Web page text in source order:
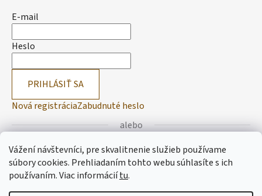
Vážení návštevníci, pre skvalitnenie služieb používame
súbory cookies. Prehliadaním tohto webu súhlasíte s ich
používaním.Viac informáciítu.
E-mail
Heslo
PRIHLÁSIŤ SA
Nová registráciaZabudnuté heslo
alebo
Prihlásiť sa cez Facebook
Prihlásiť sa cez Google